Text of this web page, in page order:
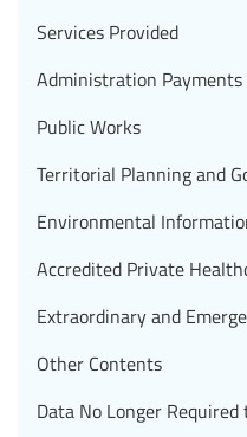
Services Provided
Administration Payments
Public Works
Territorial Planning and
Environmental
Accredited Private
Extraordinary and
Other Contents
Data No Longer